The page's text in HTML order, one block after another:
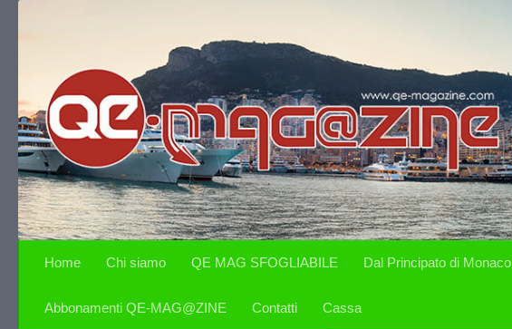
Home Chi siamo QE MAG SFOGLIABILE Dal Principato di Monaco
Abbonamenti QE-MAG@ZINE Contatti Cassa